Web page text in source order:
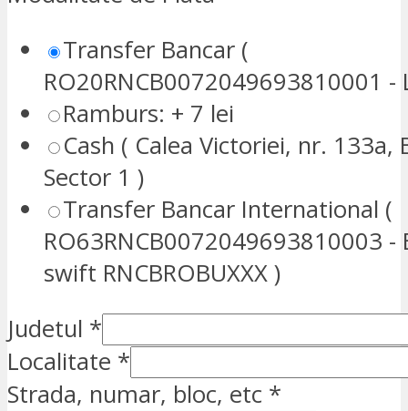
Transfer Bancar (
RO20RNCB0072049693810001 -
Ramburs: + 7 lei
Cash ( Calea Victoriei, nr. 133a,
Sector 1 )
Transfer Bancar International (
RO63RNCB0072049693810003 -
swift RNCBROBUXXX )
Judetul *
Localitate *
Strada, numar, bloc, etc *